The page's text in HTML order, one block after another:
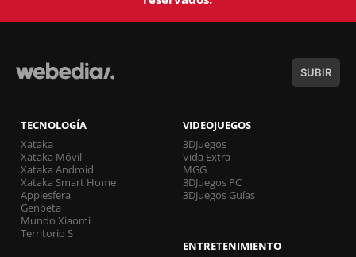
SUBIR
TECNOLOGÍA
Xataka
Xataka Móvil
Xataka Android
Xataka Smart Home
Applesfera
Genbeta
Mundo Xiaomi
Territorio S
VIDEOJUEGOS
3DJuegos
Vida Extra
MGG
3DJuegos PC
3DJuegos Guías
ENTRETENIMIENTO